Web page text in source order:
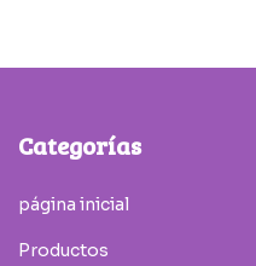
Categorías
página inicial
Productos